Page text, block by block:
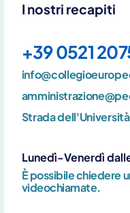
I nostri recapiti
+39 0521
Strada dell'Università
Lunedì-Venerdì
È possibile chiedere
videochiamate.
Cliccando su invia dichiari